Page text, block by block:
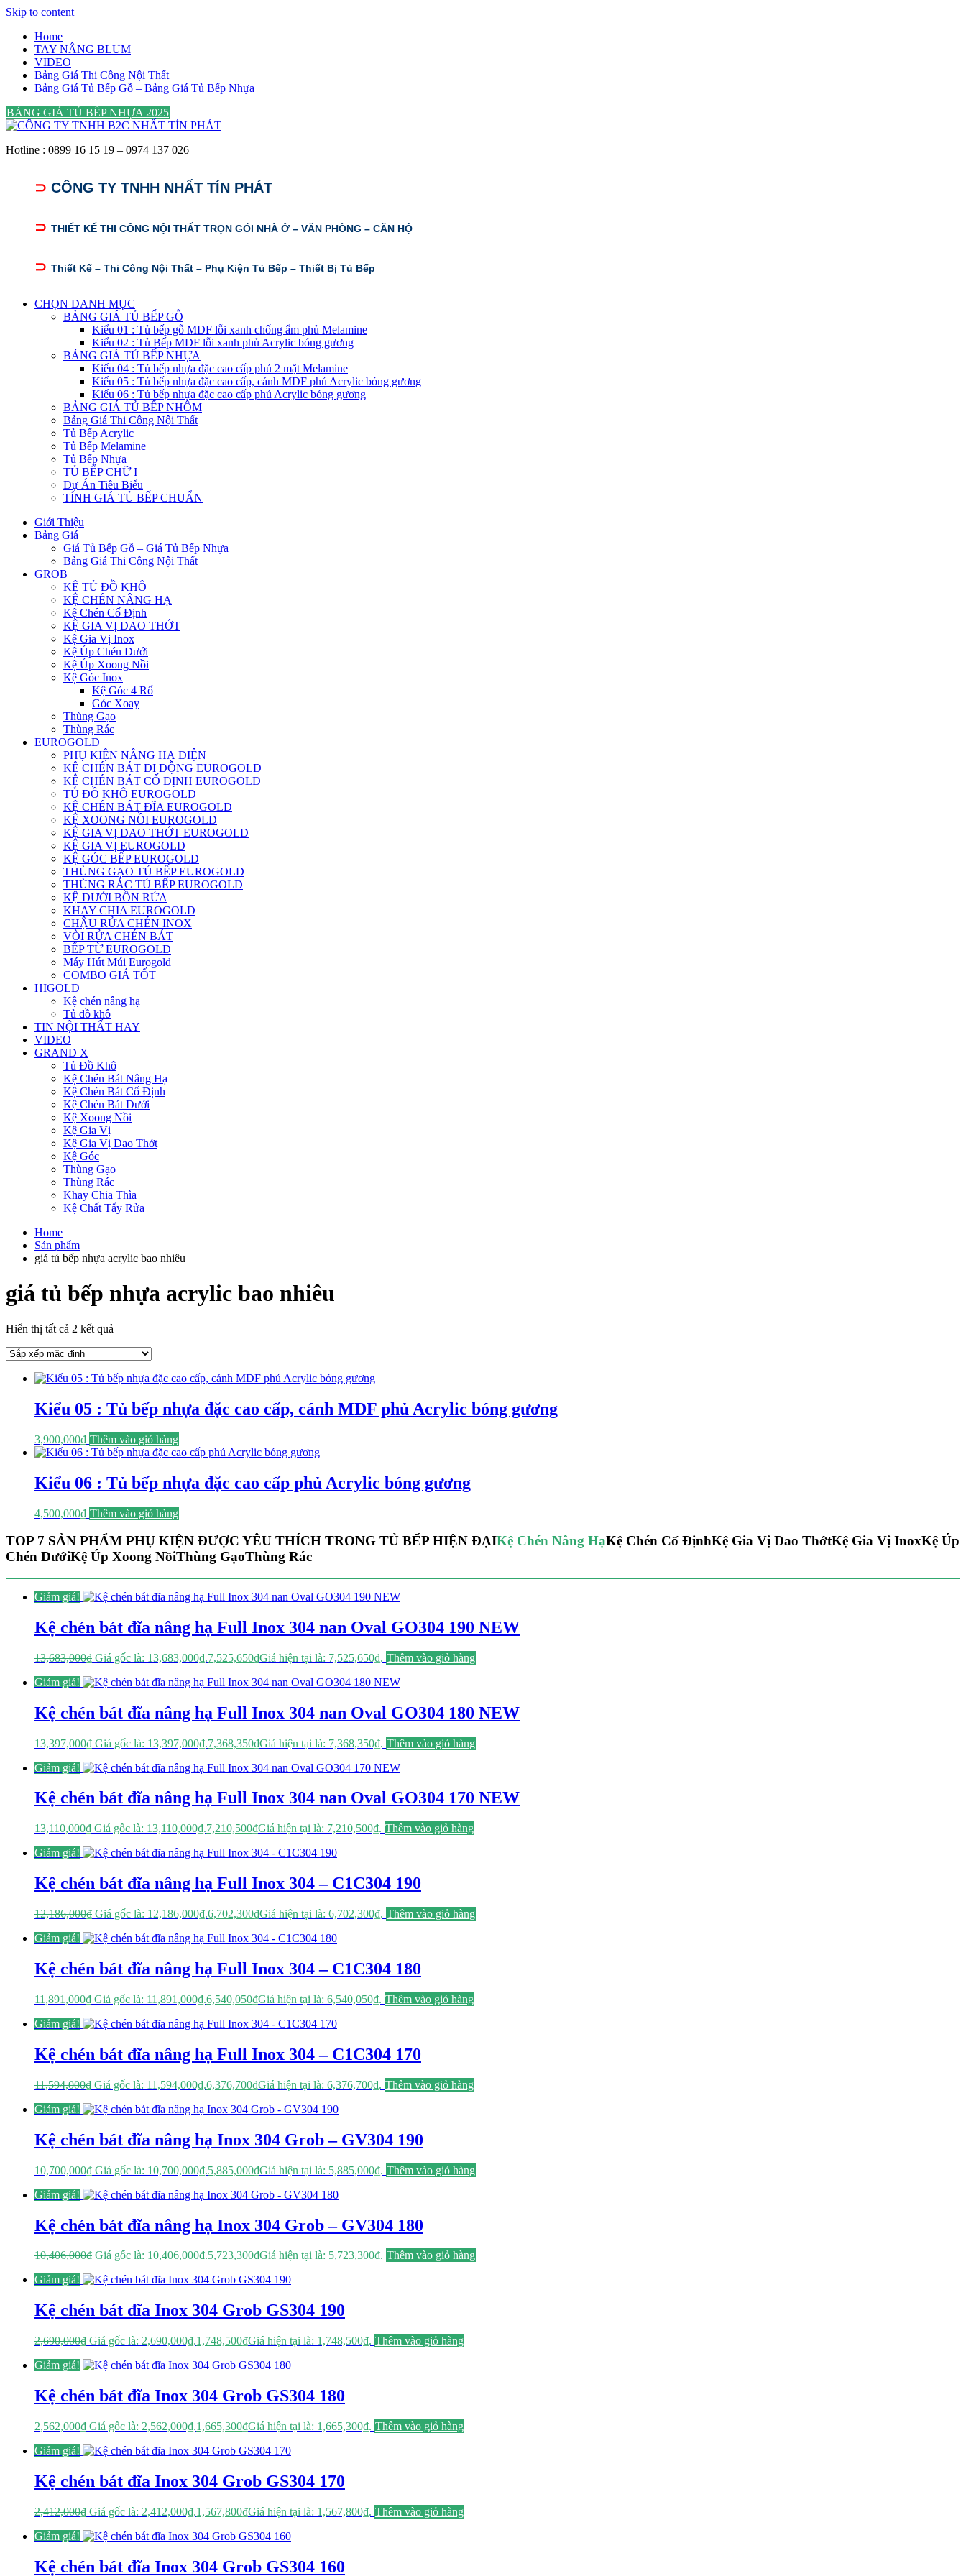
Skip to content
Home
TAY NÂNG BLUM
VIDEO
Bảng Giá Thi Công Nội Thất
Bảng Giá Tủ Bếp Gỗ – Bảng Giá Tủ Bếp Nhựa
BẢNG GIÁ TỦ BẾP NHỰA 2025
Hotline : 0899 16 15 19 – 0974 137 026
⊃ CÔNG TY TNHH NHẤT TÍN PHÁT
⊃ THIẾT KẾ THI CÔNG NỘI THẤT TRỌN GÓI NHÀ Ở – VĂN PHÒNG – CĂN HỘ
⊃ Thiết Kế – Thi Công Nội Thất – Phụ Kiện Tủ Bếp – Thiết Bị Tủ Bếp
CHỌN DANH MỤC
BẢNG GIÁ TỦ BẾP GỖ
Kiểu 01 : Tủ bếp gỗ MDF lỗi xanh chống ẩm phủ Melamine
Kiểu 02 : Tủ Bếp MDF lỗi xanh phủ Acrylic bóng gương
BẢNG GIÁ TỦ BẾP NHỰA
Kiểu 04 : Tủ bếp nhựa đặc cao cấp phủ 2 mặt Melamine
Kiểu 05 : Tủ bếp nhựa đặc cao cấp, cánh MDF phủ Acrylic bóng gương
Kiểu 06 : Tủ bếp nhựa đặc cao cấp phủ Acrylic bóng gương
BẢNG GIÁ TỦ BẾP NHÔM
Bảng Giá Thi Công Nội Thất
Tủ Bếp Acrylic
Tủ Bếp Melamine
Tủ Bếp Nhựa
TỦ BẾP CHỮ I
Dự Án Tiêu Biểu
TÍNH GIÁ TỦ BẾP CHUẨN
Giới Thiệu
Bảng Giá
Giá Tủ Bếp Gỗ – Giá Tủ Bếp Nhựa
Bảng Giá Thi Công Nội Thất
GROB
KỆ TỦ ĐỒ KHÔ
KỆ CHÉN NÂNG HẠ
Kệ Chén Cố Định
KỆ GIA VỊ DAO THỚT
Kệ Gia Vị Inox
Kệ Úp Chén Dưới
Kệ Úp Xoong Nồi
Kệ Góc Inox
Kệ Góc 4 Rổ
Góc Xoay
Thùng Gạo
Thùng Rác
EUROGOLD
PHỤ KIỆN NÂNG HẠ ĐIỆN
KỆ CHÉN BÁT DI ĐỘNG EUROGOLD
KỆ CHÉN BÁT CỐ ĐỊNH EUROGOLD
TỦ ĐỒ KHÔ EUROGOLD
KỆ CHÉN BÁT ĐĨA EUROGOLD
KỆ XOONG NỒI EUROGOLD
KỆ GIA VỊ DAO THỚT EUROGOLD
KỆ GIA VỊ EUROGOLD
KỆ GÓC BẾP EUROGOLD
THÙNG GẠO TỦ BẾP EUROGOLD
THÙNG RÁC TỦ BẾP EUROGOLD
KỆ DƯỚI BỒN RỬA
KHAY CHIA EUROGOLD
CHẬU RỬA CHÉN INOX
VÒI RỬA CHÉN BÁT
BẾP TỪ EUROGOLD
Máy Hút Múi Eurogold
COMBO GIÁ TỐT
HIGOLD
Kệ chén nâng hạ
Tủ đồ khô
TIN NỘI THẤT HAY
VIDEO
GRAND X
Tủ Đồ Khô
Kệ Chén Bát Nâng Hạ
Kệ Chén Bát Cố Định
Kệ Chén Bát Dưới
Kệ Xoong Nồi
Kệ Gia Vị
Kệ Gia Vị Dao Thớt
Kệ Góc
Thùng Gạo
Thùng Rác
Khay Chia Thìa
Kệ Chất Tẩy Rửa
Home
Sản phẩm
giá tủ bếp nhựa acrylic bao nhiêu
giá tủ bếp nhựa acrylic bao nhiêu
Hiển thị tất cả 2 kết quả
Kiểu 05 : Tủ bếp nhựa đặc cao cấp, cánh MDF phủ Acrylic bóng gương
3,900,000₫ Thêm vào giỏ hàng
Kiểu 06 : Tủ bếp nhựa đặc cao cấp phủ Acrylic bóng gương
4,500,000₫ Thêm vào giỏ hàng
TOP 7 SẢN PHẨM PHỤ KIỆN ĐƯỢC YÊU THÍCH TRONG TỦ BẾP HIỆN ĐẠIKệ Chén Nâng HạKệ Chén Cố ĐịnhKệ Gia Vị Dao ThớtKệ Gia Vị InoxKệ Úp
Chén DướiKệ Úp Xoong NồiThùng GạoThùng Rác
Giảm giá!
Kệ chén bát đĩa nâng hạ Full Inox 304 nan Oval GO304 190 NEW
13,683,000₫ Giá gốc là: 13,683,000₫.7,525,650₫Giá hiện tại là: 7,525,650₫. Thêm vào giỏ hàng
Giảm giá!
Kệ chén bát đĩa nâng hạ Full Inox 304 nan Oval GO304 180 NEW
13,397,000₫ Giá gốc là: 13,397,000₫.7,368,350₫Giá hiện tại là: 7,368,350₫. Thêm vào giỏ hàng
Giảm giá!
Kệ chén bát đĩa nâng hạ Full Inox 304 nan Oval GO304 170 NEW
13,110,000₫ Giá gốc là: 13,110,000₫.7,210,500₫Giá hiện tại là: 7,210,500₫. Thêm vào giỏ hàng
Giảm giá!
Kệ chén bát đĩa nâng hạ Full Inox 304 – C1C304 190
12,186,000₫ Giá gốc là: 12,186,000₫.6,702,300₫Giá hiện tại là: 6,702,300₫. Thêm vào giỏ hàng
Giảm giá!
Kệ chén bát đĩa nâng hạ Full Inox 304 – C1C304 180
11,891,000₫ Giá gốc là: 11,891,000₫.6,540,050₫Giá hiện tại là: 6,540,050₫. Thêm vào giỏ hàng
Giảm giá!
Kệ chén bát đĩa nâng hạ Full Inox 304 – C1C304 170
11,594,000₫ Giá gốc là: 11,594,000₫.6,376,700₫Giá hiện tại là: 6,376,700₫. Thêm vào giỏ hàng
Giảm giá!
Kệ chén bát đĩa nâng hạ Inox 304 Grob – GV304 190
10,700,000₫ Giá gốc là: 10,700,000₫.5,885,000₫Giá hiện tại là: 5,885,000₫. Thêm vào giỏ hàng
Giảm giá!
Kệ chén bát đĩa nâng hạ Inox 304 Grob – GV304 180
10,406,000₫ Giá gốc là: 10,406,000₫.5,723,300₫Giá hiện tại là: 5,723,300₫. Thêm vào giỏ hàng
Giảm giá!
Kệ chén bát đĩa Inox 304 Grob GS304 190
2,690,000₫ Giá gốc là: 2,690,000₫.1,748,500₫Giá hiện tại là: 1,748,500₫. Thêm vào giỏ hàng
Giảm giá!
Kệ chén bát đĩa Inox 304 Grob GS304 180
2,562,000₫ Giá gốc là: 2,562,000₫.1,665,300₫Giá hiện tại là: 1,665,300₫. Thêm vào giỏ hàng
Giảm giá!
Kệ chén bát đĩa Inox 304 Grob GS304 170
2,412,000₫ Giá gốc là: 2,412,000₫.1,567,800₫Giá hiện tại là: 1,567,800₫. Thêm vào giỏ hàng
Giảm giá!
Kệ chén bát đĩa Inox 304 Grob GS304 160